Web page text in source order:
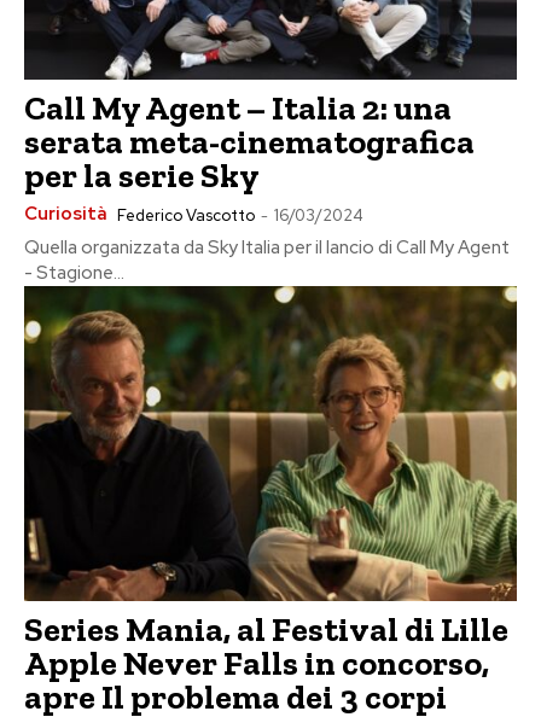
Call My Agent – Italia 2: una
serata meta-cinematografica
per la serie Sky
Curiosità Federico Vascotto - 16/03/2024
Quella organizzata da Sky Italia per il lancio di Call My Agent
- Stagione...
Series Mania, al Festival di Lille
Apple Never Falls in concorso,
apre Il problema dei 3 corpi